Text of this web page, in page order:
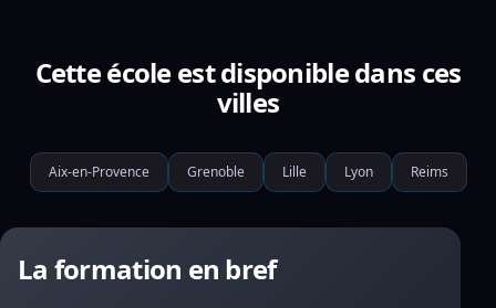
Cette école est disponible dans ces
villes
Aix-en-Provence Grenoble Lille Lyon Reims
La formation en bref